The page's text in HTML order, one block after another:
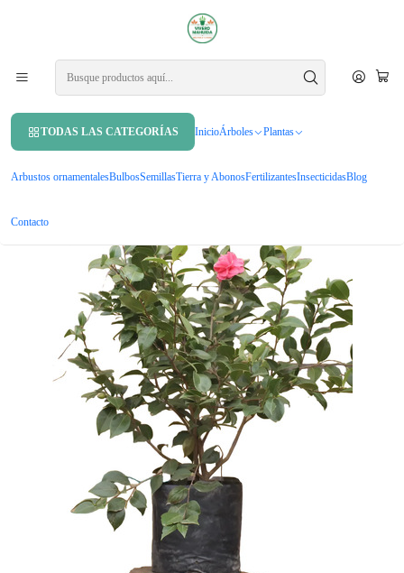
TODAS LAS CATEGORÍAS InicioÁrboles Plantas
Arbustos ornamentalesBulbosSemillasTierra y AbonosFertilizantesInsecticidasBlog
Contacto
APROVECHA UN 10% DE DCTO. EN TU PRIMERA COMPRA USANDO
Inicio
Arbustos ornamentales
Camelia Pequeña Árbol Ornamental Floral